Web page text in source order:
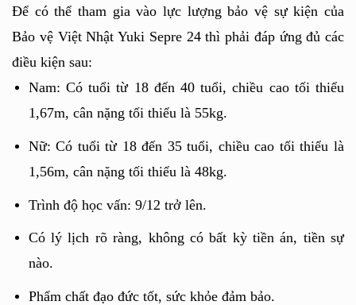
Để có thể tham gia vào lực lượng bảo vệ sự kiện của
Bảo vệ Việt Nhật Yuki Sepre 24 thì phải đáp ứng đủ các
điều kiện sau:
Nam: Có tuổi từ 18 đến 40 tuổi, chiều cao tối thiểu
1,67m, cân nặng tối thiểu là 55kg.
Nữ: Có tuổi từ 18 đến 35 tuổi, chiều cao tối thiểu là
1,56m, cân nặng tối thiểu là 48kg.
Trình độ học vấn: 9/12 trở lên.
Có lý lịch rõ ràng, không có bất kỳ tiền án, tiền sự
nào.
Phẩm chất đạo đức tốt, sức khỏe đảm bảo.